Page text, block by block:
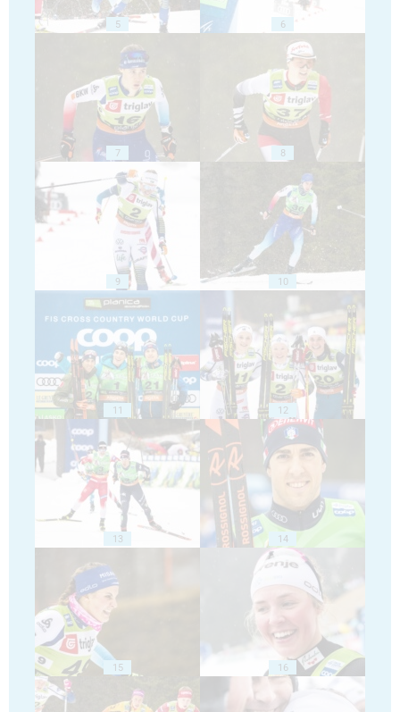
5 6
7 8
9 10
11 12
13 14
15 16